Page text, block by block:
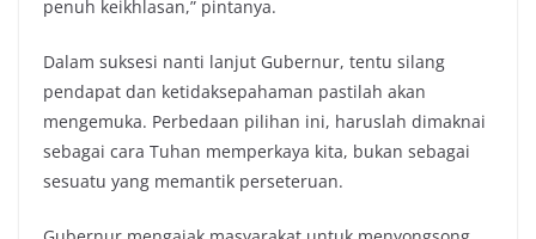
penuh keikhlasan,” pintanya.
Dalam suksesi nanti lanjut Gubernur, tentu silang
pendapat dan ketidaksepahaman pastilah akan
mengemuka. Perbedaan pilihan ini, haruslah dimaknai
sebagai cara Tuhan memperkaya kita, bukan sebagai
sesuatu yang memantik perseteruan.